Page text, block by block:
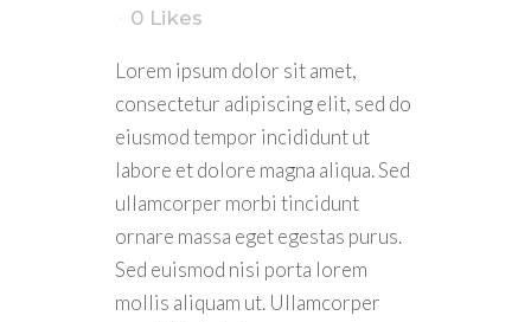
0 Likes
Lorem ipsum dolor sit amet,
consectetur adipiscing elit, sed do
eiusmod tempor incididunt ut
labore et dolore magna aliqua. Sed
ullamcorper morbi tincidunt
ornare massa eget egestas purus.
Sed euismod nisi porta lorem
mollis aliquam ut. Ullamcorper